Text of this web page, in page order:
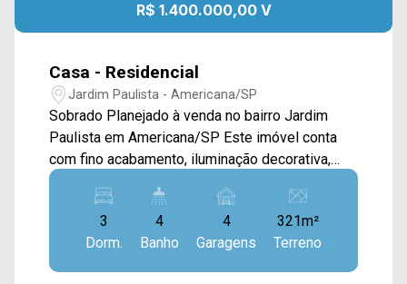
R$ 1.400.000,00 V
Casa - Residencial
Jardim Paulista - Americana/SP
Sobrado Planejado à venda no bairro Jardim
Paulista em Americana/SP Este imóvel conta
com fino acabamento, iluminação decorativa,
piso de porcelanato, armários planejados e ar
condicionado em todos os ambientes, cozinha
equipada, sala de estar e jantar integradas,
cinema TV, área gourmet com churrasqueira, área
de serviço e jardim. > 03 dormitórios; sendo 01
3
Dorm.
4
Banho
4
Garagens
321m²
Terreno